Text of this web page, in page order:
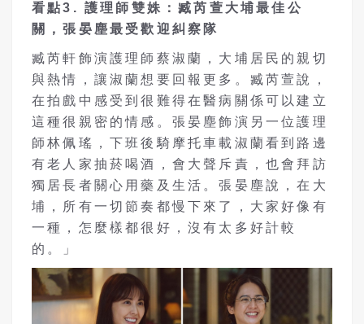
看點3.護理師雙姝：臧芮萱大埔最佳公
關，張晏塵最受歡迎糾察隊
臧芮軒飾演護理師蔡淑蘭，大埔居民的親切
與熱情，讓淑蘭想要回報更多。臧芮萱說，
在拍戲中感受到很難得在醫病關係可以建立
這種很親密的情感。張晏塵飾演另一位護理
師林佩瑤，下班後騎摩托車載淑蘭看到路邊
有老人家抽菸喝酒，會大聲斥責，也會拜訪
獨居長者關心用藥及生活。張晏塵說，在大
埔，所有一切節奏都慢下來了，大家好像有
一種，怎麼樣都很好，沒有太多好計較
的。」